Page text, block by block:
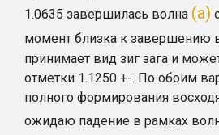
1.0635 завершилась волна (а)
момент близка к завершению
принимает вид зиг зага и
отметки 1.1250 +-. По обоим
полного формирования
ожидаю падение в рамках